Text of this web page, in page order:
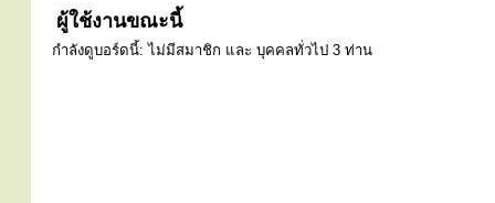
ผู้ใช้งานขณะนี้
กำลังดูบอร์ดนี้: ไม่มีสมาชิก และ บุคคลทั่วไป 3 ท่าน